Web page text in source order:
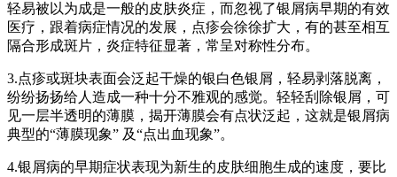
轻易被以为成是一般的皮肤炎症，而忽视了银屑病早期的有效
医疗，跟着病症情况的发展，点疹会徐徐扩大，有的甚至相互
隔合形成斑片，炎症特征显著，常呈对称性分布。
3.点疹或斑块表面会泛起干燥的银白色银屑，轻易剥落脱离，
纷纷扬扬给人造成一种十分不雅观的感觉。轻轻刮除银屑，可
见一层半透明的薄膜，揭开薄膜会有点状泛起，这就是银屑病
典型的“薄膜现象” 及“点出血现象”。
4.银屑病的早期症状表现为新生的皮肤细胞生成的速度，要比